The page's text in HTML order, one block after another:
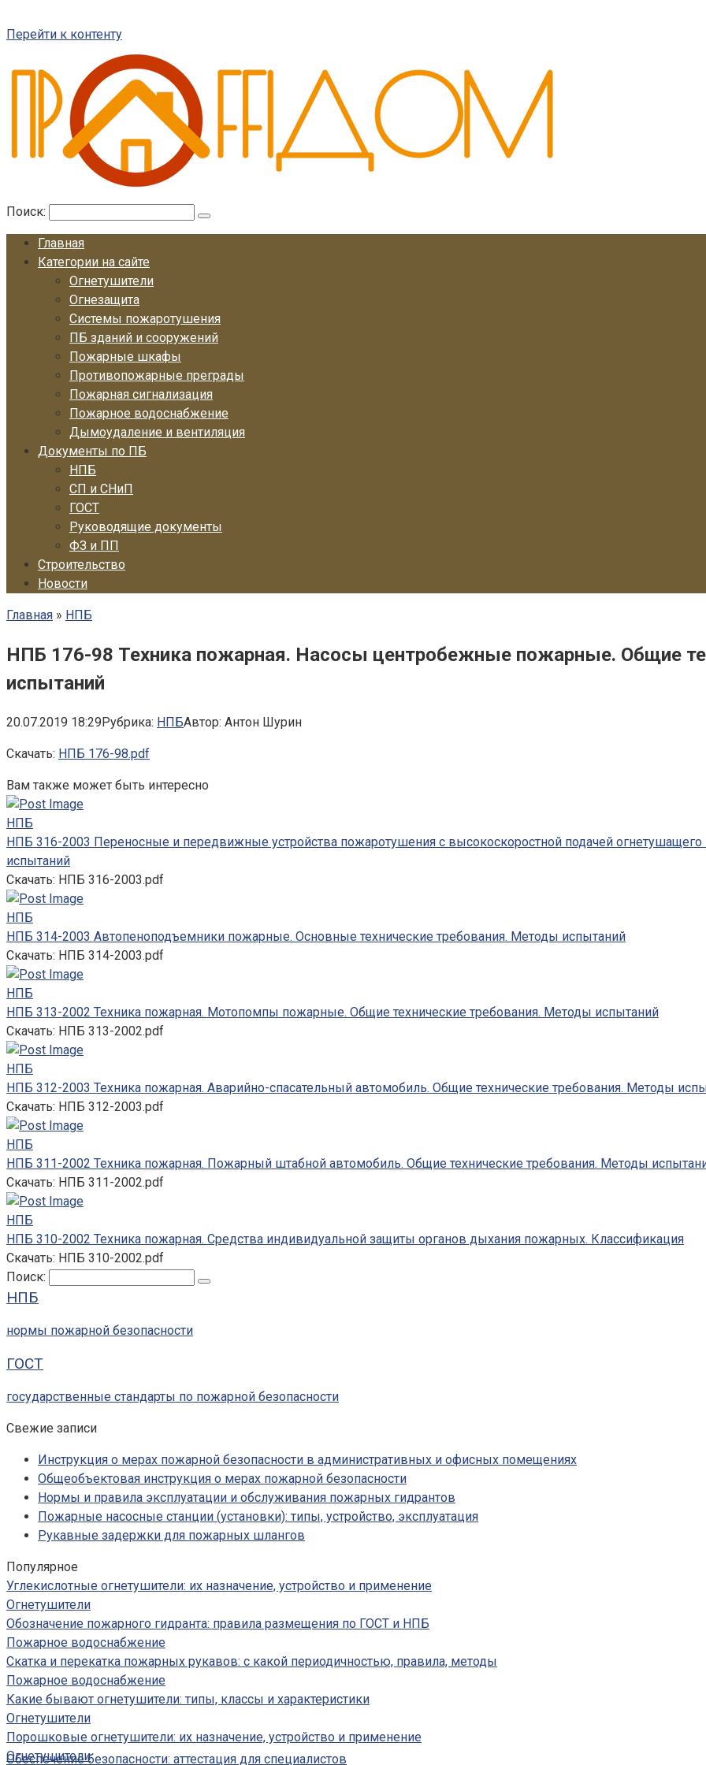
Перейти к контенту
Поиск:
Главная
Категории на сайте
Огнетушители
Огнезащита
Системы пожаротушения
ПБ зданий и сооружений
Пожарные шкафы
Противопожарные преграды
Пожарная сигнализация
Пожарное водоснабжение
Дымоудаление и вентиляция
Документы по ПБ
НПБ
СП и СНиП
ГОСТ
Руководящие документы
ФЗ и ПП
Строительство
Новости
Главная » НПБ
НПБ 176-98 Техника пожарная. Насосы центробежные пожарные. Общие
испытаний
20.07.2019 18:29Рубрика: НПБАвтор: Антон Шурин
Скачать: НПБ 176-98.pdf
Вам также может быть интересно
НПБ
НПБ 316-2003 Переносные и передвижные устройства пожаротушения с высокоскоростной подачей
испытаний
Скачать: НПБ 316-2003.pdf
НПБ
НПБ 314-2003 Автопеноподъемники пожарные. Основные технические требования. Методы испытаний
Скачать: НПБ 314-2003.pdf
НПБ
НПБ 313-2002 Техника пожарная. Мотопомпы пожарные. Общие технические требования. Методы испытаний
Скачать: НПБ 313-2002.pdf
НПБ
НПБ 312-2003 Техника пожарная. Аварийно-спасательный автомобиль. Общие технические требования. Методы
Скачать: НПБ 312-2003.pdf
НПБ
НПБ 311-2002 Техника пожарная. Пожарный штабной автомобиль. Общие технические требования. Методы
Скачать: НПБ 311-2002.pdf
НПБ
НПБ 310-2002 Техника пожарная. Средства индивидуальной защиты органов дыхания пожарных. Классификация
Скачать: НПБ 310-2002.pdf
Поиск:
НПБ
нормы пожарной безопасности
ГОСТ
государственные стандарты по пожарной безопасности
Свежие записи
Инструкция о мерах пожарной безопасности в административных и офисных помещениях
Общеобъектовая инструкция о мерах пожарной безопасности
Нормы и правила эксплуатации и обслуживания пожарных гидрантов
Пожарные насосные станции (установки): типы, устройство, эксплуатация
Рукавные задержки для пожарных шлангов
Популярное
Углекислотные огнетушители: их назначение, устройство и применение
Огнетушители
Обозначение пожарного гидранта: правила размещения по ГОСТ и НПБ
Пожарное водоснабжение
Скатка и перекатка пожарных рукавов: с какой периодичностью, правила, методы
Пожарное водоснабжение
Какие бывают огнетушители: типы, классы и характеристики
Огнетушители
Порошковые огнетушители: их назначение, устройство и применение
Огнетушители
Обеспечение безопасности: аттестация для специалистов